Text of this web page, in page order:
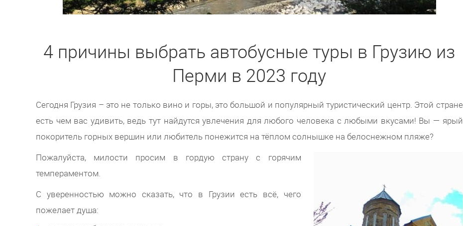
4 причины выбрать автобусные туры в Грузию из
Перми в 2023 году
Сегодня Грузия – это не только вино и горы, это большой и популярный туристический центр. Этой стране
есть чем вас удивить, ведь тут найдутся увлечения для любого человека с любыми вкусами! Вы — ярый
покоритель горных вершин или любитель понежится на тёплом солнышке на белоснежном пляже?
Пожалуйста, милости просим в гордую страну с горячим
темпераментом.
С уверенностью можно сказать, что в Грузии есть всё, чего
пожелает душа: